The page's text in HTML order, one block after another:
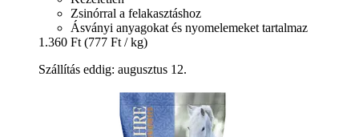
Zsinórral a felakasztáshoz
Ásványi anyagokat és nyomelemeket tartalmaz
1.360 Ft (777 Ft / kg)
Szállítás eddig: augusztus 12.